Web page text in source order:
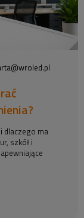
dlaczego ma
szkół i